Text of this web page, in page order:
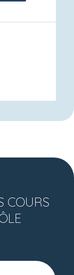
COURS